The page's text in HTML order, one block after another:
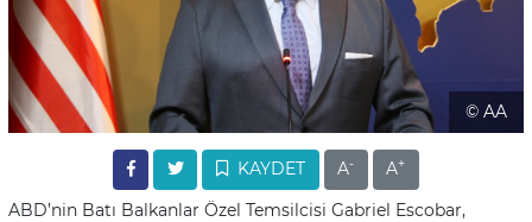
© AA
KAYDET A- A+
ABD’nin Batı Balkanlar Özel Temsilcisi Gabriel Escobar,